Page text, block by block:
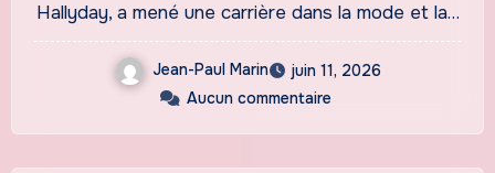
Hallyday, a mené une carrière dans la mode et la…
Jean-Paul Marin
juin 11, 2026
Aucun commentaire